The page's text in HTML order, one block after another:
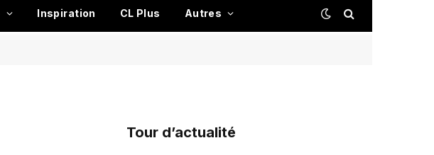
Inspiration CL Plus Autres
Tour d’actualité